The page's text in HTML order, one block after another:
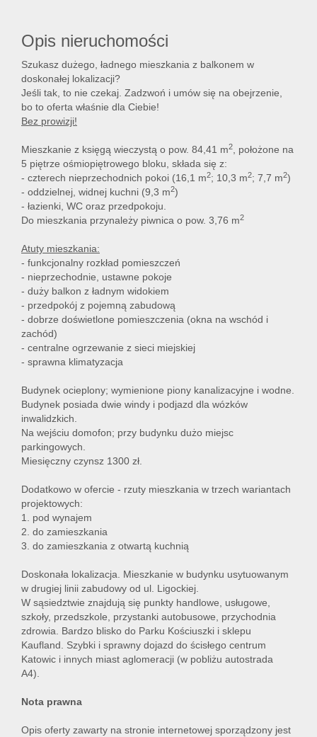
Opis nieruchomości
Szukasz dużego, ładnego mieszkania z balkonem w
doskonałej lokalizacji?
Jeśli tak, to nie czekaj. Zadzwoń i umów się na obejrzenie,
bo to oferta właśnie dla Ciebie!
Bez prowizji!
Mieszkanie z księgą wieczystą o pow. 84,41 m2, położone na
5 piętrze ośmiopiętrowego bloku, składa się z:
- czterech nieprzechodnich pokoi (16,1 m2; 10,3 m2; 7,7 m2)
- oddzielnej, widnej kuchni (9,3 m2)
- łazienki, WC oraz przedpokoju.
Do mieszkania przynależy piwnica o pow. 3,76 m2
Atuty mieszkania:
- funkcjonalny rozkład pomieszczeń
- nieprzechodnie, ustawne pokoje
- duży balkon z ładnym widokiem
- przedpokój z pojemną zabudową
- dobrze doświetlone pomieszczenia (okna na wschód i
zachód)
- centralne ogrzewanie z sieci miejskiej
- sprawna klimatyzacja
Budynek ocieplony; wymienione piony kanalizacyjne i wodne.
Budynek posiada dwie windy i podjazd dla wózków
inwalidzkich.
Na wejściu domofon; przy budynku dużo miejsc
parkingowych.
Miesięczny czynsz 1300 zł.
Dodatkowo w ofercie - rzuty mieszkania w trzech wariantach
projektowych:
1. pod wynajem
2. do zamieszkania
3. do zamieszkania z otwartą kuchnią
Doskonała lokalizacja. Mieszkanie w budynku usytuowanym
w drugiej linii zabudowy od ul. Ligockiej.
W sąsiedztwie znajdują się punkty handlowe, usługowe,
szkoły, przedszkole, przystanki autobusowe, przychodnia
zdrowia. Bardzo blisko do Parku Kościuszki i sklepu
Kaufland. Szybki i sprawny dojazd do ścisłego centrum
Katowic i innych miast aglomeracji (w pobliżu autostrada
A4).
Nota prawna
Opis oferty zawarty na stronie internetowej sporządzony jest